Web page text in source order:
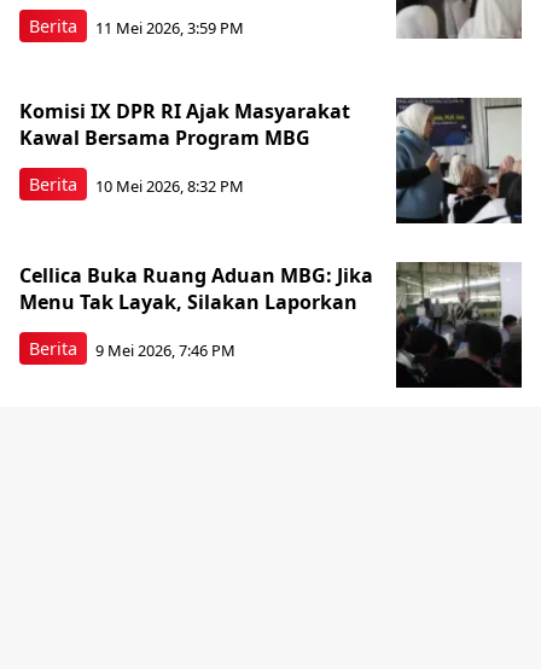
Berita 11 Mei 2026, 3:59 PM
Berita
Komisi IX DPR RI Ajak Masyarakat
Kawal Bersama Program MBG
10 Mei 2026, 8:32 PM
Berita
Cellica Buka Ruang Aduan MBG: Jika
Menu Tak Layak, Silakan Laporkan
9 Mei 2026, 7:46 PM